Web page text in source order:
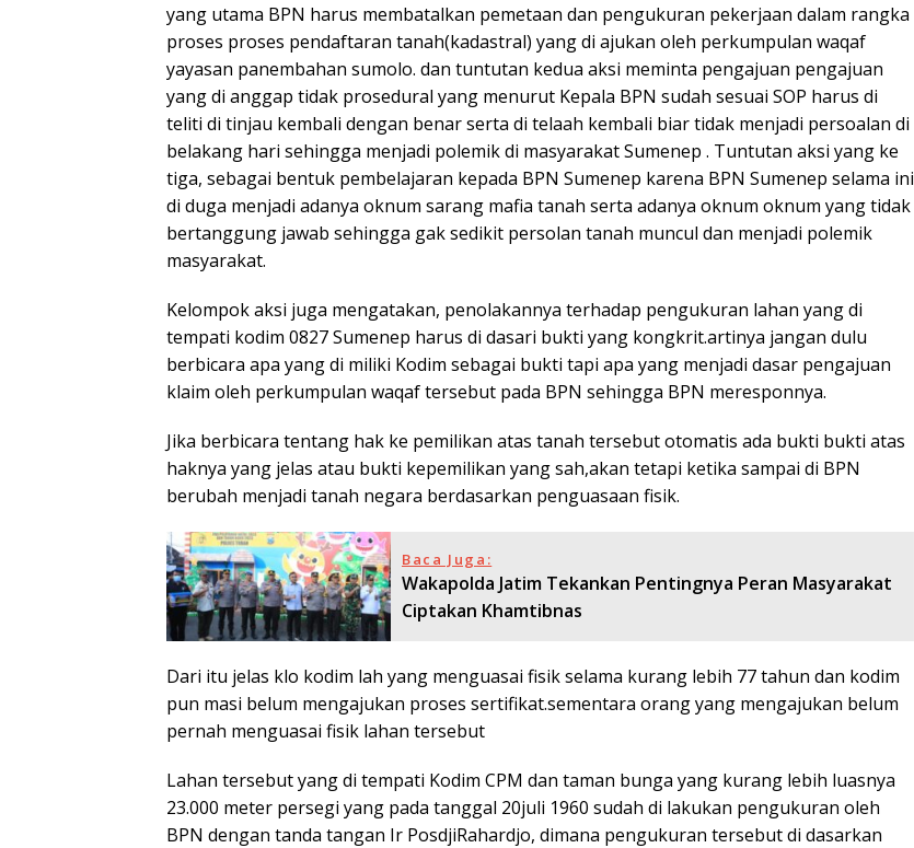
yang utama BPN harus membatalkan pemetaan dan pengukuran pekerjaan dalam rangka
proses proses pendaftaran tanah(kadastral) yang di ajukan oleh perkumpulan waqaf
yayasan panembahan sumolo. dan tuntutan kedua aksi meminta pengajuan pengajuan
yang di anggap tidak prosedural yang menurut Kepala BPN sudah sesuai SOP harus di
teliti di tinjau kembali dengan benar serta di telaah kembali biar tidak menjadi persoalan di
belakang hari sehingga menjadi polemik di masyarakat Sumenep . Tuntutan aksi yang ke
tiga, sebagai bentuk pembelajaran kepada BPN Sumenep karena BPN Sumenep selama ini
di duga menjadi adanya oknum sarang mafia tanah serta adanya oknum oknum yang tidak
bertanggung jawab sehingga gak sedikit persolan tanah muncul dan menjadi polemik
masyarakat.
Kelompok aksi juga mengatakan, penolakannya terhadap pengukuran lahan yang di
tempati kodim 0827 Sumenep harus di dasari bukti yang kongkrit.artinya jangan dulu
berbicara apa yang di miliki Kodim sebagai bukti tapi apa yang menjadi dasar pengajuan
klaim oleh perkumpulan waqaf tersebut pada BPN sehingga BPN meresponnya.
Jika berbicara tentang hak ke pemilikan atas tanah tersebut otomatis ada bukti bukti atas
haknya yang jelas atau bukti kepemilikan yang sah,akan tetapi ketika sampai di BPN
berubah menjadi tanah negara berdasarkan penguasaan fisik.
Baca Juga:
Wakapolda Jatim Tekankan Pentingnya Peran Masyarakat
Ciptakan Khamtibnas
Dari itu jelas klo kodim lah yang menguasai fisik selama kurang lebih 77 tahun dan kodim
pun masi belum mengajukan proses sertifikat.sementara orang yang mengajukan belum
pernah menguasai fisik lahan tersebut
Lahan tersebut yang di tempati Kodim CPM dan taman bunga yang kurang lebih luasnya
23.000 meter persegi yang pada tanggal 20juli 1960 sudah di lakukan pengukuran oleh
BPN dengan tanda tangan Ir PosdjiRahardjo, dimana pengukuran tersebut di dasarkan